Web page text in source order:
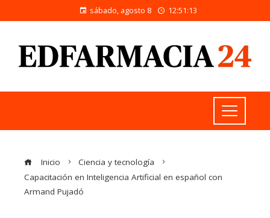
sábado, agosto 8 12:51:13
Inicio
Ciencia y tecnología
Capacitación en Inteligencia Artificial en español con
Armand Pujadó